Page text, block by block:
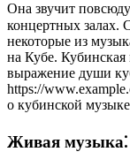
Она звучит
концертных залах.
некоторые из
на Кубе. Кубинская
выражение души
https://
о кубинской
Живая музыка⁚